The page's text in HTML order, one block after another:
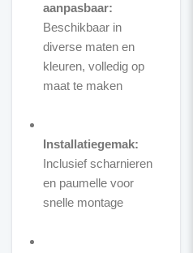
aanpasbaar:
Beschikbaar in
diverse maten en
kleuren, volledig op
maat te maken
Installatiegemak:
Inclusief scharnieren
en paumelle voor
snelle montage